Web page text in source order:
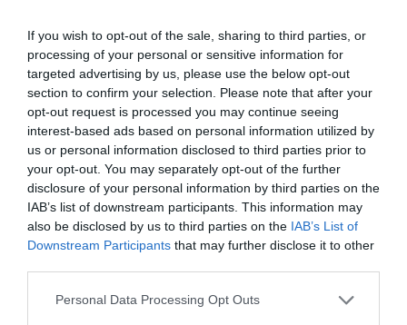
If you wish to opt-out of the sale, sharing to third parties, or
processing of your personal or sensitive information for
targeted advertising by us, please use the below opt-out
section to confirm your selection. Please note that after your
opt-out request is processed you may continue seeing
interest-based ads based on personal information utilized by
us or personal information disclosed to third parties prior to
your opt-out. You may separately opt-out of the further
disclosure of your personal information by third parties on the
IAB’s list of downstream participants. This information may
also be disclosed by us to third parties on the IAB’s List of
Downstream Participants that may further disclose it to other
Please note that this website/app uses one or more Google
Personal Data Processing Opt Outs
08.08.2026 | 09:02
«Η απόλυτη τραγωδία»: Η «αιχμηρή» ανάρτηση
του Αρκά για τα τατουάζ (φωτο)